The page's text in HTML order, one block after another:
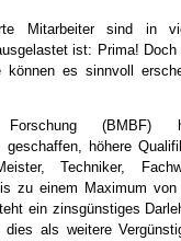
Mitarbeiter sind in
ist: Prima!
können es sinnvoll
Forschung
höhere
Techniker,
zu einem Maximum
ein zinsgünstiges
dies als weitere